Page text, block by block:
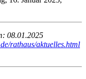
08.01.2025
rathaus/aktuelles.html